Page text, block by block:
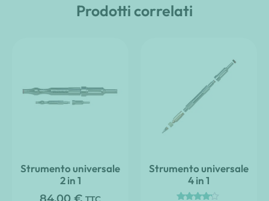
Prodotti correlati
Strumento universale
2 in 1
84,00 €
Strumento universale
4 in 1